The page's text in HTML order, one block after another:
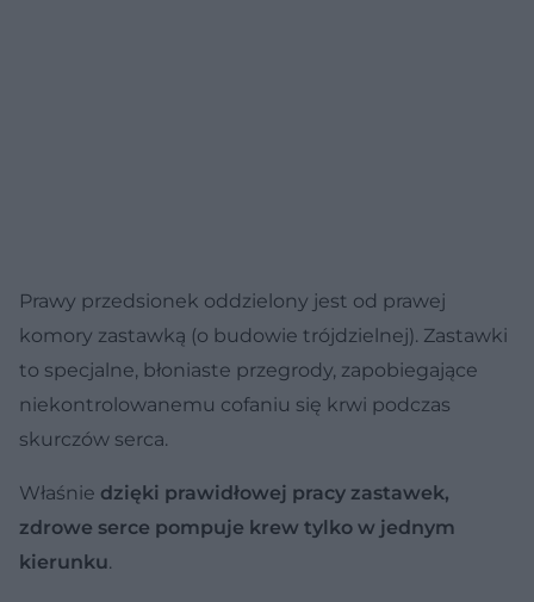
Prawy przedsionek oddzielony jest od prawej
komory zastawką (o budowie trójdzielnej). Zastawki
to specjalne, błoniaste przegrody, zapobiegające
niekontrolowanemu cofaniu się krwi podczas
skurczów serca.
Właśnie dzięki prawidłowej pracy zastawek,
zdrowe serce pompuje krew tylko w jednym
kierunku.